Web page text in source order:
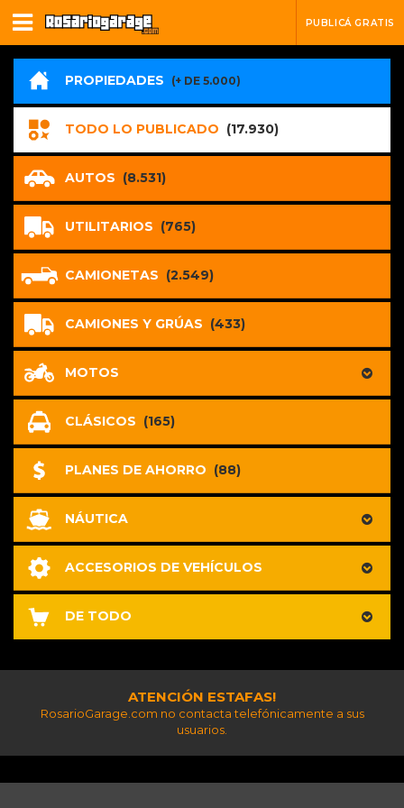
PUBLICÁ GRATIS
PROPIEDADES (+ DE 5.000)
TODO LO PUBLICADO (17.930)
AUTOS (8.531)
UTILITARIOS (765)
CAMIONETAS (2.549)
CAMIONES Y GRÚAS (433)
MOTOS
CLÁSICOS (165)
PLANES DE AHORRO (88)
NÁUTICA
ACCESORIOS DE VEHÍCULOS
DE TODO
ATENCIÓN ESTAFAS!
RosarioGarage.com no contacta telefónicamente a sus
usuarios.